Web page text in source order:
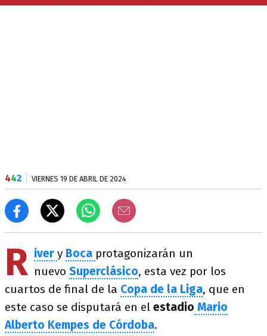
442 VIERNES 19 DE ABRIL DE 2024
R iver y Boca protagonizarán un
nuevo Superclásico, esta vez por los
cuartos de final de la Copa de la Liga, que en
este caso se disputará en el estadio Mario
Alberto Kempes de Córdoba.